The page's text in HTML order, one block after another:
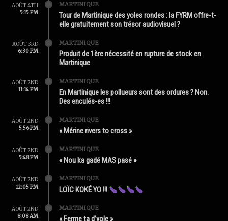
AOÛT 4TH
5:15 PM
MARTINIQUE
Tour de Martinique des yoles rondes : la FYRM offre-t-
elle gratuitement son trésor audiovisuel ?
AOÛT 3RD
6:30 PM
MARTINIQUE
Produit de 1ère nécessité en rupture de stock en
Martinique
AOÛT 2ND
11:14 PM
MARTINIQUE
En Martinique les pollueurs sont des ordures ? Non.
Des enculés-es !!!
AOÛT 2ND
5:56 PM
MARTINIQUE
« Mérine rivers to cross »
AOÛT 2ND
5:48 PM
MARTINIQUE
« Nou ka gadé MAS pasé »
AOÛT 2ND
12:05 PM
MARTINIQUE
LOÏC KOKÉ YO !!!
AOÛT 2ND
8:08 AM
MARTINIQUE
« Ferme ta d’yole »